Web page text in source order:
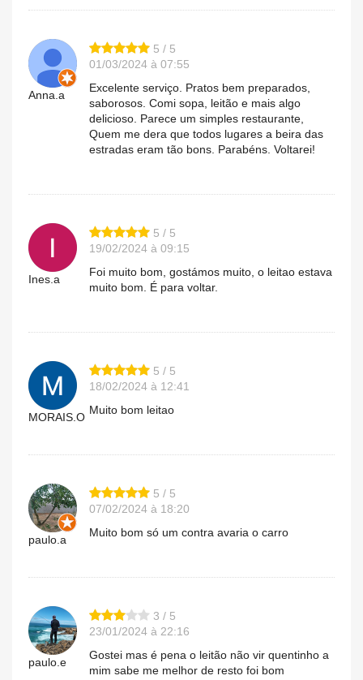
Anna.a
5 / 5
01/03/2024 à 07:55
Excelente serviço. Pratos bem preparados,
saborosos. Comi sopa, leitão e mais algo
delicioso. Parece um simples restaurante,
Quem me dera que todos lugares a beira das
estradas eram tão bons. Parabéns. Voltarei!
Ines.a
5 / 5
19/02/2024 à 09:15
Foi muito bom, gostámos muito, o leitao estava
muito bom. É para voltar.
MORAIS.O
5 / 5
18/02/2024 à 12:41
Muito bom leitao
paulo.a
5 / 5
07/02/2024 à 18:20
Muito bom só um contra avaria o carro
paulo.e
3 / 5
23/01/2024 à 22:16
Gostei mas é pena o leitão não vir quentinho a
mim sabe me melhor de resto foi bom